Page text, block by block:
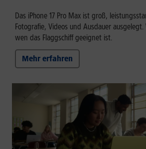
Das iPhone 17 Pro Max ist groß,
Fotografie, Videos und Ausdauer
wen das Flaggschiff geeignet ist.
Mehr erfahren